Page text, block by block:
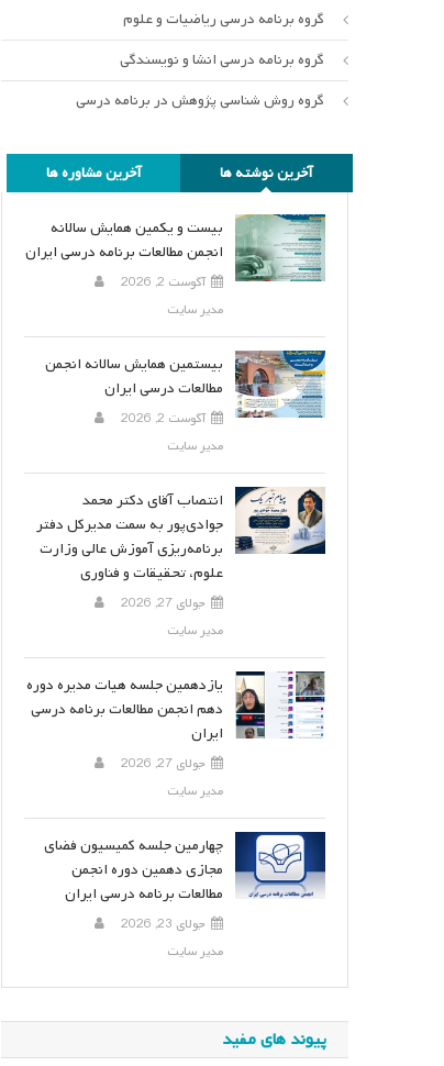
گروه برنامه درسی ریاضیات و علوم
گروه برنامه درسی انشا و نویسندگی
گروه روش شناسی پژوهش در برنامه درسی
آخرین نوشته ها آخرین مشاوره ها
بیست و یکمین همایش سالانه
انجمن مطالعات برنامه درسی ایران
آگوست 2, 2026
مدیر سایت
بیستمین همایش سالانه انجمن
مطالعات درسی ایران
آگوست 2, 2026
مدیر سایت
انتصاب آقای دکتر محمد
جوادی‌پور به سمت مدیرکل دفتر
برنامه‌ریزی آموزش عالی وزارت
علوم، تحقیقات و فناوری
جولای 27, 2026
مدیر سایت
یازدهمین جلسه هیات مدیره دوره
دهم انجمن مطالعات برنامه درسی
ایران
جولای 27, 2026
مدیر سایت
چهارمین جلسه کمیسیون فضای
مجازی دهمین دوره انجمن
مطالعات برنامه درسی ایران
جولای 23, 2026
مدیر سایت
پیوند های مفید